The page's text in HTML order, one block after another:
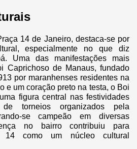
14 de Janeiro, destaca-se por
especialmente no que diz
Uma das manifestações mais
Caprichoso de Manaus, fundado
por maranhenses residentes na
e um coração preto na testa, o Boi
figura central nas festividades
de torneios organizados pela
se campeão em diversas
no bairro contribuiu para
14 como um núcleo cultural